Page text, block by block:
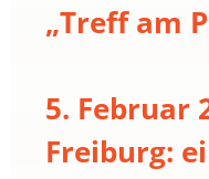
„Treff am
5. Februar
Freiburg: